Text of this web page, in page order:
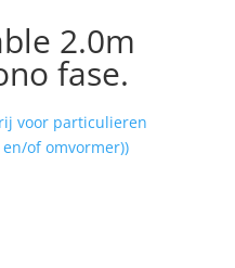
2.0m
fase.
voor particulieren
of omvormer))